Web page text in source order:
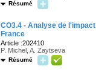
Résumé
CO3.4 - Analyse de
France
Article :202410
P. Michel, A. Zaytseva
Résumé